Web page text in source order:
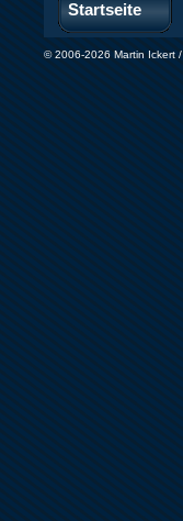
Startseite
© 2006-2026 Martin Ickert